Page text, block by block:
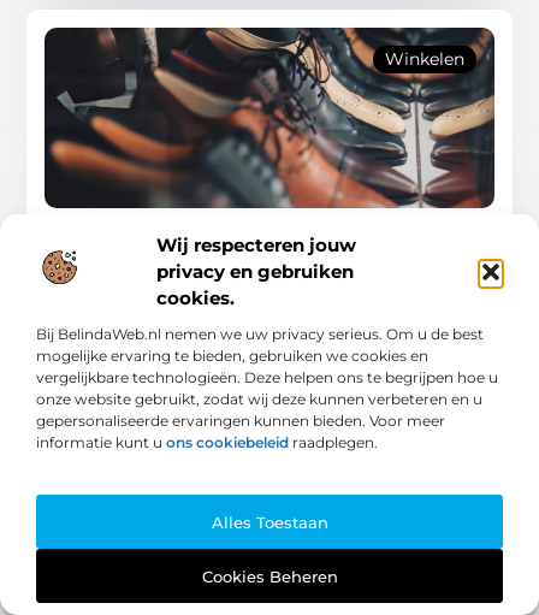
Wij respecteren jouw
privacy en gebruiken
cookies.
Bij BelindaWeb.nl nemen we uw privacy serieus. Om u de best
mogelijke ervaring te bieden, gebruiken we cookies en
vergelijkbare technologieën. Deze helpen ons te begrijpen hoe u
onze website gebruikt, zodat wij deze kunnen verbeteren en u
gepersonaliseerde ervaringen kunnen bieden. Voor meer
informatie kunt u ons cookiebeleid raadplegen.
Alles Toestaan
Cookies Beheren
Winkelen
Heerenveen
Heerenveen, een stad bekend om zijn rijke cultuur en
levendige gemeenschapsleven, biedt ook een diverse
Heerenveen en bezoekers
Winkelen